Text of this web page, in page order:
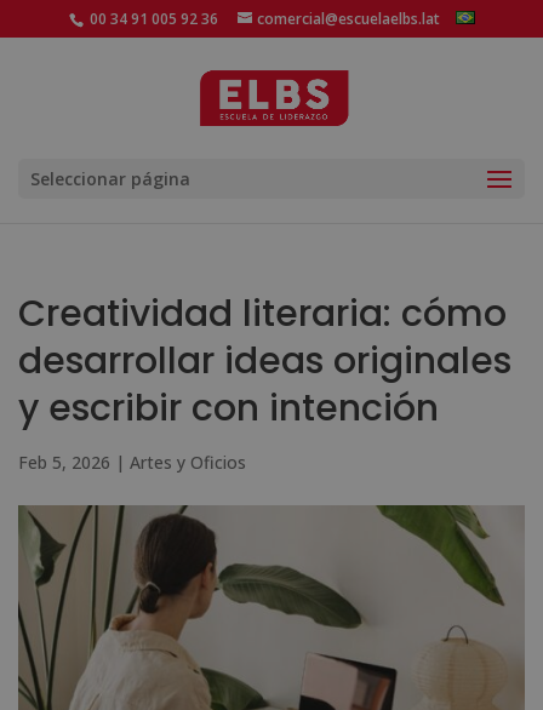
00 34 91 005 92 36 comercial@escuelaelbs.lat
Seleccionar página
Creatividad literaria: cómo
desarrollar ideas originales
y escribir con intención
Feb 5, 2026 | Artes y Oficios